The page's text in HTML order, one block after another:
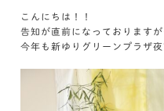
こんにちは！！
告知が直前になっております
今年も新ゆりグリーンプラザ